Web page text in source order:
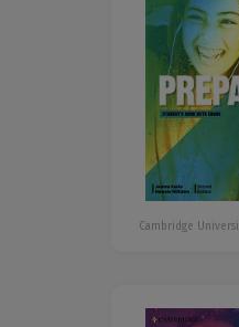
Cambridge